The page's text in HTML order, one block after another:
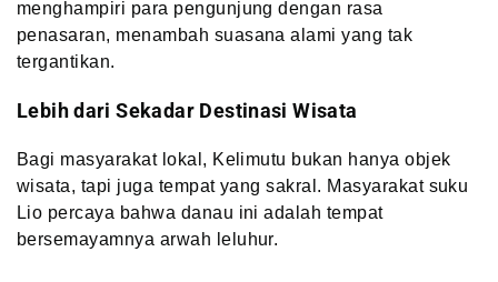
menghampiri para pengunjung dengan rasa
penasaran, menambah suasana alami yang tak
tergantikan.
Lebih dari Sekadar Destinasi Wisata
Bagi masyarakat lokal, Kelimutu bukan hanya objek
wisata, tapi juga tempat yang sakral. Masyarakat suku
Lio percaya bahwa danau ini adalah tempat
bersemayamnya arwah leluhur.